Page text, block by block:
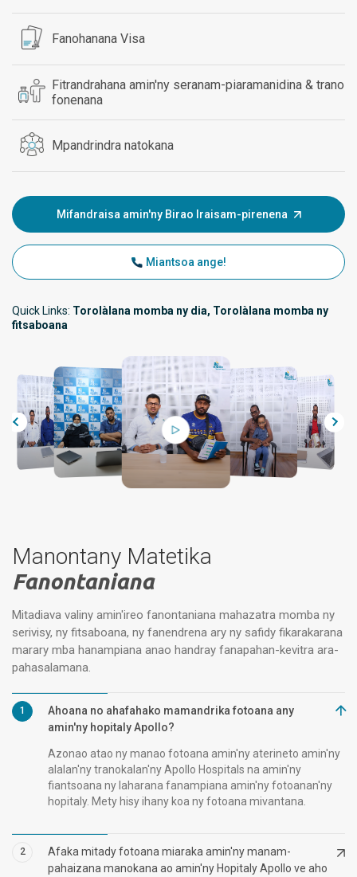
Fanohanana Visa
Fitrandrahana amin'ny seranam-piaramanidina & trano
fonenana
Mpandrindra natokana
Mifandraisa amin'ny Birao Iraisam-pirenena
Miantsoa ange!
Quick Links: Torolàlana momba ny dia, Torolàlana momba ny
fitsaboana
Manontany Matetika
Fanontaniana
Mitadiava valiny amin'ireo fanontaniana mahazatra momba ny
serivisy, ny fitsaboana, ny fanendrena ary ny safidy fikarakarana
marary mba hanampiana anao handray fanapahan-kevitra ara-
pahasalamana.
1
Ahoana no ahafahako mamandrika fotoana any
amin'ny hopitaly Apollo?
Azonao atao ny manao fotoana amin'ny aterineto amin'ny
alalan'ny tranokalan'ny Apollo Hospitals na amin'ny
fiantsoana ny laharana fanampiana amin'ny fotoanan'ny
hopitaly. Mety hisy ihany koa ny fotoana mivantana.
2
Afaka mitady fotoana miaraka amin'ny manam-
pahaizana manokana ao amin'ny Hopitaly Apollo ve aho